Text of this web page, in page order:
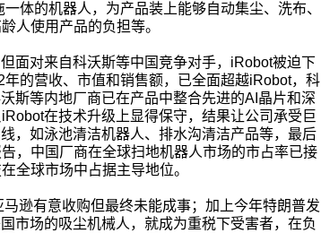
体的机器人，为产品装上能够自动集尘、洗布、
人使用产品的负担等。
面对来自科沃斯等中国竞争对手，iRobot被迫下
的营收、市值和销售额，已全面超越iRobot，科
斯等内地厂商已在产品中整合先进的AI晶片和深
在技术升级上显得保守，结果让公司承受巨
，如泳池清洁机器人、排水沟清洁产品等，最后
，中国厂商在全球扫地机器人市场的市占率已接
全球市场中占据主导地位。
逊有意收购但最终未能成事；加上今年特朗普发
市场的吸尘机械人，就成为重税下受害者，在负